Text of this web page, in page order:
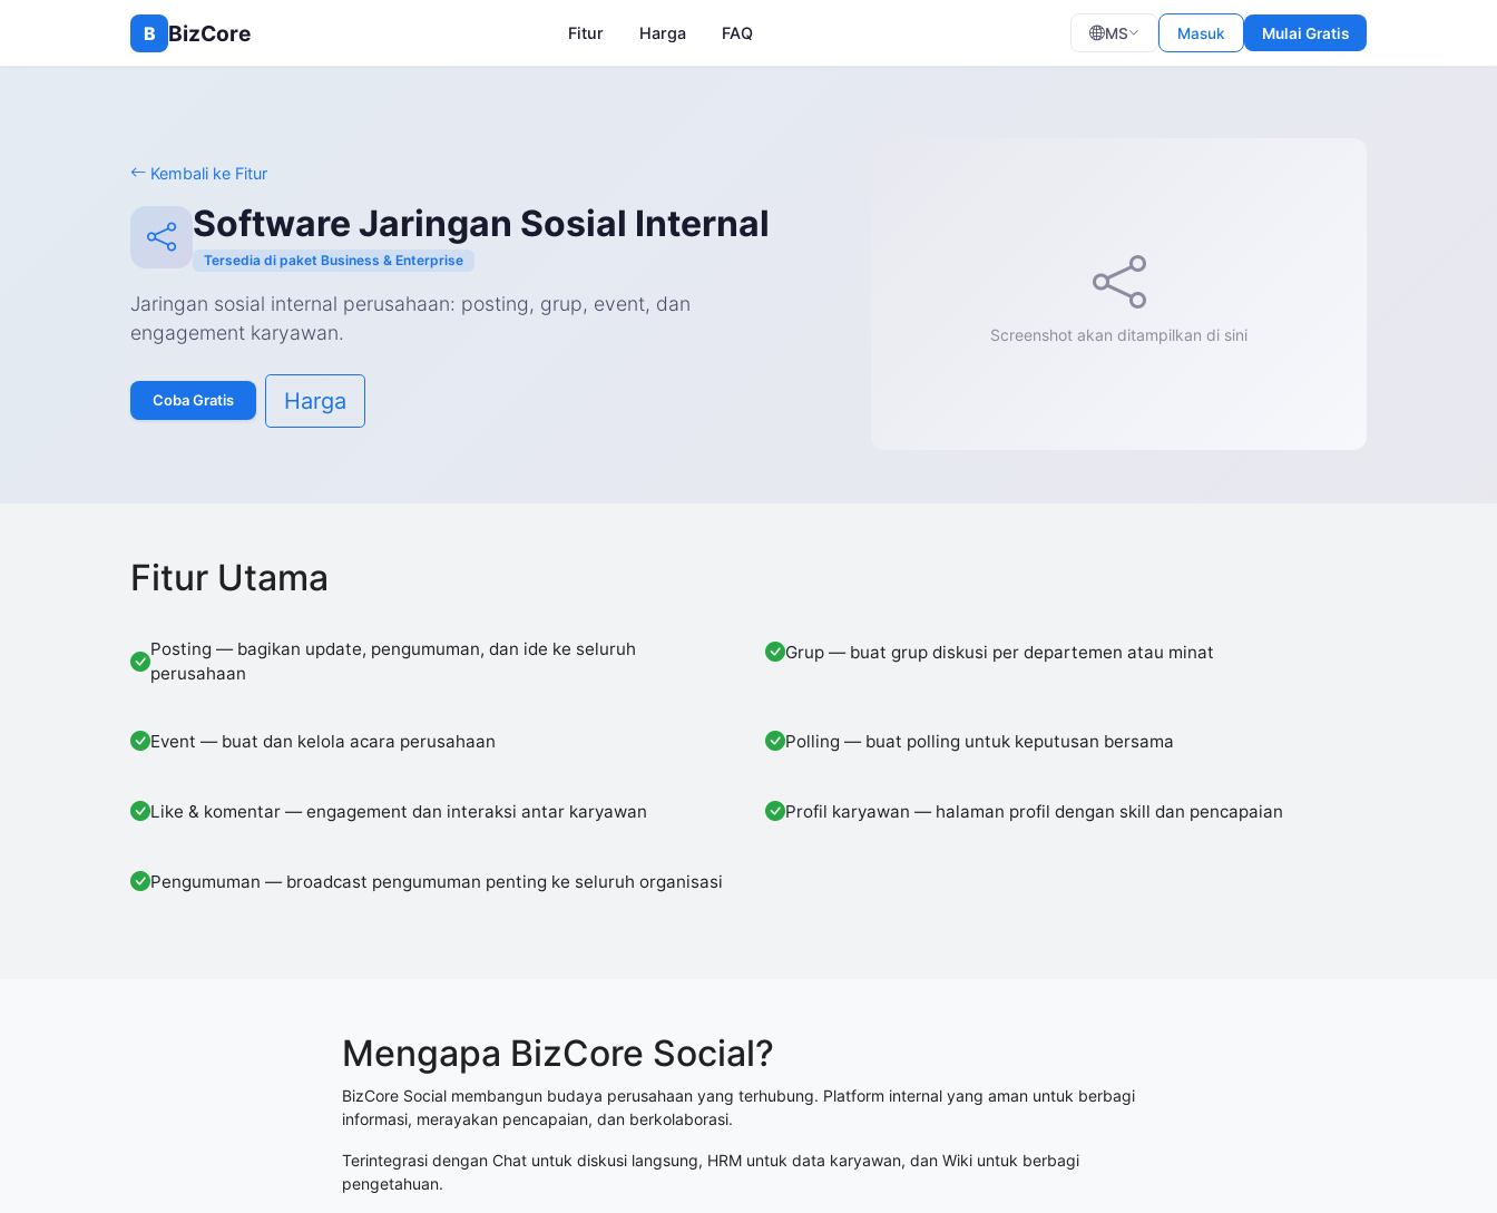
B BizCore Fitur Harga FAQ MS Masuk Mulai Gratis
Kembali ke Fitur
Software Jaringan Sosial Internal
Tersedia di paket Business & Enterprise
Jaringan sosial internal perusahaan: posting, grup, event, dan
engagement karyawan.
Coba Gratis Harga
Screenshot akan ditampilkan di sini
Fitur Utama
Posting — bagikan update, pengumuman, dan ide ke seluruh
perusahaan
Grup — buat grup diskusi per departemen atau minat
Event — buat dan kelola acara perusahaan Polling — buat polling untuk keputusan bersama
Like & komentar — engagement dan interaksi antar karyawan Profil karyawan — halaman profil dengan skill dan pencapaian
Pengumuman — broadcast pengumuman penting ke seluruh organisasi
Mengapa BizCore Social?
BizCore Social membangun budaya perusahaan yang terhubung. Platform internal yang aman untuk berbagi
informasi, merayakan pencapaian, dan berkolaborasi.
Terintegrasi dengan Chat untuk diskusi langsung, HRM untuk data karyawan, dan Wiki untuk berbagi
pengetahuan.